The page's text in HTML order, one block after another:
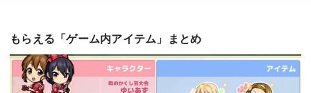
もらえる「ゲーム内アイテム」まとめ